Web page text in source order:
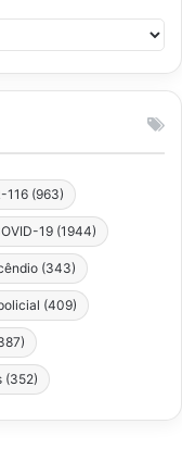
116 (963)
19 (1944)
(343)
(409)
(352)